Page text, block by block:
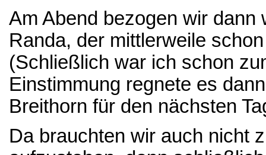
Am Abend bezogen wir
Randa, der mittlerweile
(Schließlich war ich schon
Einstimmung regnete es
Breithorn für den nächsten
Da brauchten wir auch nicht